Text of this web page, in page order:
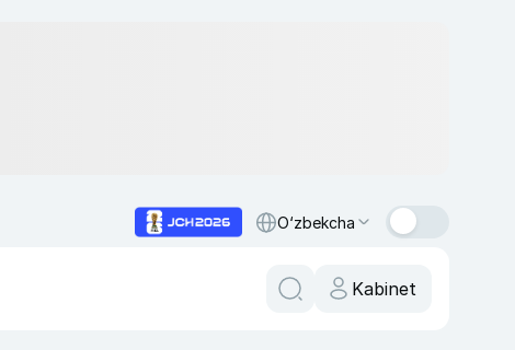
O‘zbekcha
Kabinet